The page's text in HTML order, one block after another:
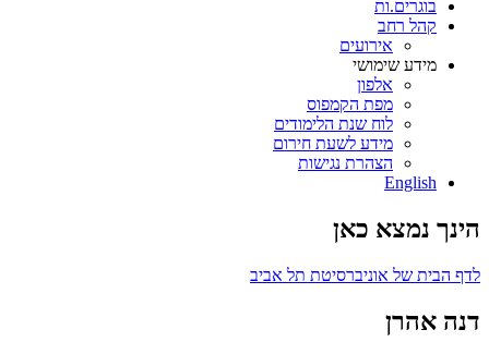
בוגרים.ות
קהל רחב
אירועים
מידע שימושי
אלפון
מפת הקמפוס
לוח שנת הלימודים
מידע לשעת חירום
הצהרת נגישות
English
הינך נמצא כאן
לדף הבית של אוניברסיטת תל אביב
דנה אהרן